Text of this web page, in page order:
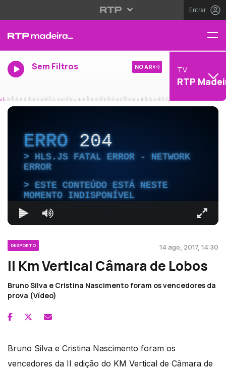
Entrar
Sem Filtros NO AR TV
RTP
ERRO204
HLS.JS FATAL ERROR - NETWORK
ERROR
ESTE CONTEÚDO ESTÁ NESTE
MOMENTO INDISPONÍVEL
DESPORTO 14 ago, 2017, 14:30
II Km Vertical Câmara de Lobos
Bruno Silva e Cristina Nascimento foram os vencedores da
prova (Vídeo)
Bruno Silva e Cristina Nascimento foram os
vencedores da II edição do KM Vertical de Câmara de